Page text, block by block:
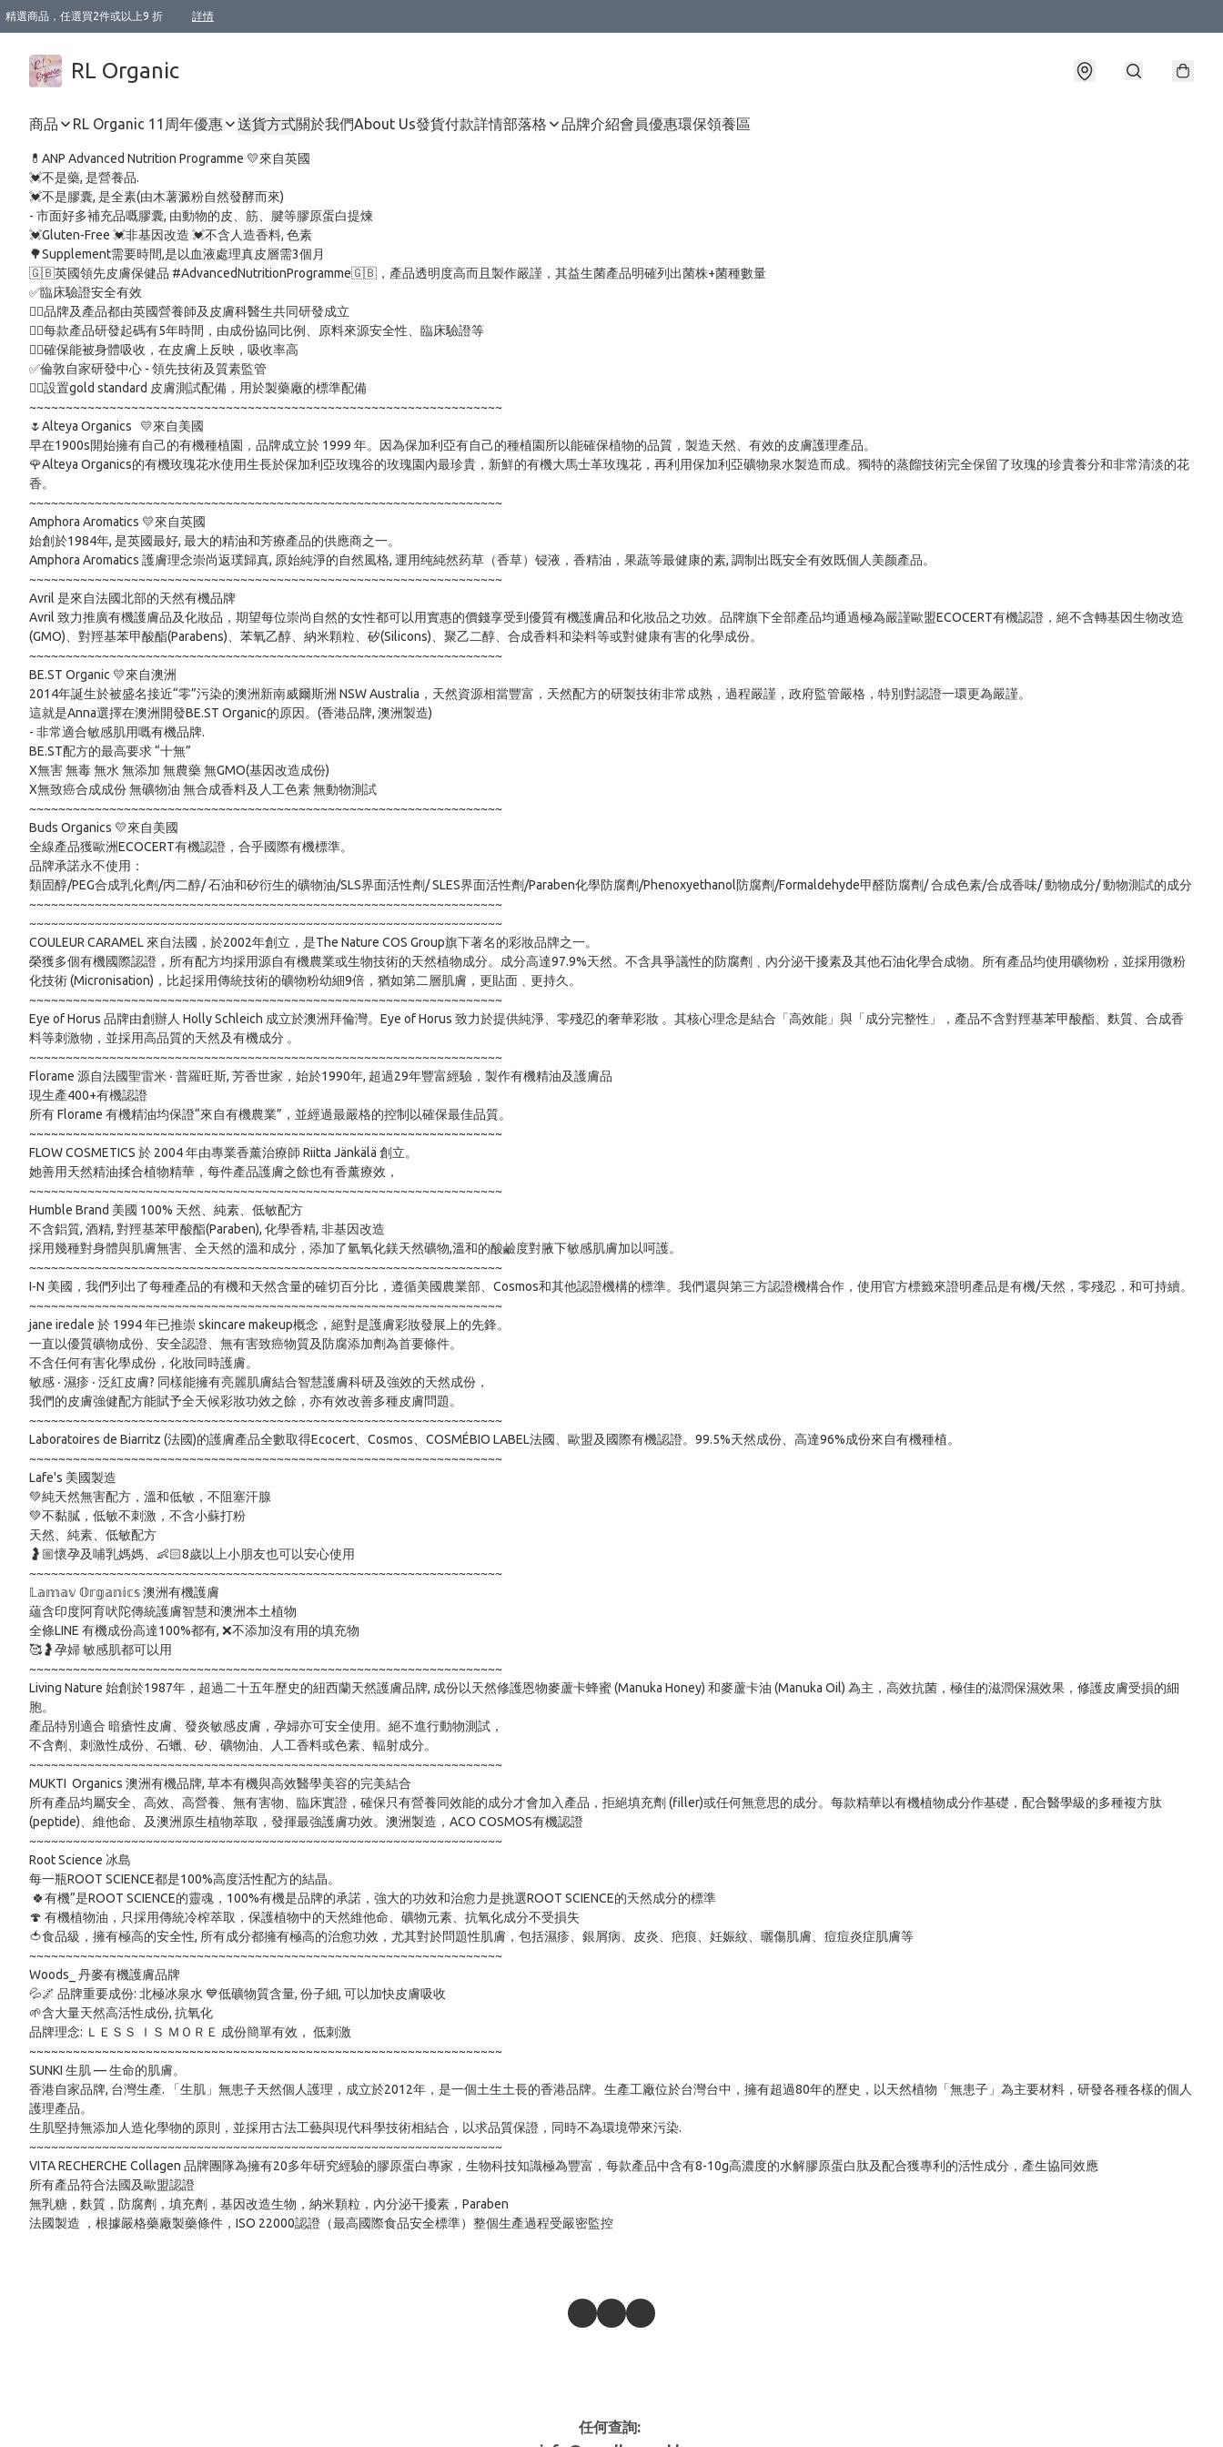
精選商品，任選買2件或以上9 折 詳情
RL Organic
商品 RL Organic 11周年優惠 送貨方式關於我們About Us發貨付款詳情部落格 品牌介紹會員優惠環保領養區
💊ANP Advanced Nutrition Programme 💛來自英國
💓不是藥, 是營養品.
💓不是膠囊, 是全素(由木薯澱粉自然發酵而來)
- 市面好多補充品嘅膠囊, 由動物的皮、筋、腱等膠原蛋白提煉
💓Gluten-Free 💓非基因改造 💓不含人造香料, 色素
🌳Supplement需要時間,是以血液處理真皮層需3個月
🇬🇧英國領先皮膚保健品 #AdvancedNutritionProgramme🇬🇧，產品透明度高而且製作嚴謹，其益生菌產品明確列出菌株+菌種數量
✅臨床驗證安全有效
👉🏻品牌及產品都由英國營養師及皮膚科醫生共同研發成立
👉🏻每款產品研發起碼有5年時間，由成份協同比例、原料來源安全性、臨床驗證等
👉🏻確保能被身體吸收，在皮膚上反映，吸收率高
✅倫敦自家研發中心 - 領先技術及質素監管
👉🏻設置gold standard 皮膚測試配備，用於製藥廠的標準配備
~~~~~~~~~~~~~~~~~~~~~~~~~~~~~~~~~~~~~~~~~~~~~~~~~~~~~~~~~~~~~~~~~
🌷Alteya Organics   💛來自美國
早在1900s開始擁有自己的有機種植園，品牌成立於 1999 年。因為保加利亞有自己的種植園所以能確保植物的品質，製造天然、有效的皮膚護理產品。
🌹Alteya Organics的有機玫瑰花水使用生長於保加利亞玫瑰谷的玫瑰園內最珍貴，新鮮的有機大馬士革玫瑰花，再利用保加利亞礦物泉水製造而成。獨特的蒸餾技術完全保留了玫瑰的珍貴養分和非常清淡的花
香。
~~~~~~~~~~~~~~~~~~~~~~~~~~~~~~~~~~~~~~~~~~~~~~~~~~~~~~~~~~~~~~~~~
Amphora Aromatics 💛來自英國
始創於1984年, 是英國最好, 最大的精油和芳療產品的供應商之一。
Amphora Aromatics 護膚理念崇尚返璞歸真, 原始純淨的自然風格, 運用纯純然药草（香草）锓液，香精油，果蔬等最健康的素, 調制出既安全有效既個人美颜產品。
~~~~~~~~~~~~~~~~~~~~~~~~~~~~~~~~~~~~~~~~~~~~~~~~~~~~~~~~~~~~~~~~~
Avril 是來自法國北部的天然有機品牌
Avril 致力推廣有機護膚品及化妝品，期望每位崇尚自然的女性都可以用實惠的價錢享受到優質有機護膚品和化妝品之功效。品牌旗下全部產品均通過極為嚴謹歐盟ECOCERT有機認證，絕不含轉基因生物改造
(GMO)、對羥基苯甲酸酯(Parabens)、苯氧乙醇、納米顆粒、矽(Silicons)、聚乙二醇、合成香料和染料等或對健康有害的化學成份。
~~~~~~~~~~~~~~~~~~~~~~~~~~~~~~~~~~~~~~~~~~~~~~~~~~~~~~~~~~~~~~~~~
BE.ST Organic 💛來自澳洲
2014年誕生於被盛名接近“零”污染的澳洲新南威爾斯洲 NSW Australia，天然資源相當豐富，天然配方的研製技術非常成熟，過程嚴謹，政府監管嚴格，特別對認證一環更為嚴謹。
這就是Anna選擇在澳洲開發BE.ST Organic的原因。(香港品牌, 澳洲製造)
- 非常適合敏感肌用嘅有機品牌.
BE.ST配方的最高要求 “十無”
X無害 無毒 無水 無添加 無農藥 無GMO(基因改造成份)
X無致癌合成成份 無礦物油 無合成香料及人工色素 無動物測試
~~~~~~~~~~~~~~~~~~~~~~~~~~~~~~~~~~~~~~~~~~~~~~~~~~~~~~~~~~~~~~~~~
Buds Organics 💛來自美國
全線產品獲歐洲ECOCERT有機認證，合乎國際有機標準。
品牌承諾永不使用：
類固醇/PEG合成乳化劑/丙二醇/ 石油和矽衍生的礦物油/SLS界面活性劑/ SLES界面活性劑/Paraben化學防腐劑/Phenoxyethanol防腐劑/Formaldehyde甲醛防腐劑/ 合成色素/合成香味/ 動物成分/ 動物測試的成分
~~~~~~~~~~~~~~~~~~~~~~~~~~~~~~~~~~~~~~~~~~~~~~~~~~~~~~~~~~~~~~~~~
~~~~~~~~~~~~~~~~~~~~~~~~~~~~~~~~~~~~~~~~~~~~~~~~~~~~~~~~~~~~~~~~~
COULEUR CARAMEL 來自法國，於2002年創立，是The Nature COS Group旗下著名的彩妝品牌之一。
榮獲多個有機國際認證，所有配方均採用源自有機農業或生物技術的天然植物成分。成分高達97.9%天然。不含具爭議性的防腐劑﹑內分泌干擾素及其他石油化學合成物。所有產品均使用礦物粉，並採用微粉
化技術 (Micronisation)，比起採用傳統技術的礦物粉幼細9倍，猶如第二層肌膚，更貼面﹑更持久。
~~~~~~~~~~~~~~~~~~~~~~~~~~~~~~~~~~~~~~~~~~~~~~~~~~~~~~~~~~~~~~~~~
Eye of Horus 品牌由創辦人 Holly Schleich 成立於澳洲拜倫灣。Eye of Horus 致力於提供純淨、零殘忍的奢華彩妝 。其核心理念是結合「高效能」與「成分完整性」，產品不含對羥基苯甲酸酯、麩質、合成香
料等刺激物，並採用高品質的天然及有機成分 。
~~~~~~~~~~~~~~~~~~~~~~~~~~~~~~~~~~~~~~~~~~~~~~~~~~~~~~~~~~~~~~~~~
Florame 源自法國聖雷米 ‧ 普羅旺斯, 芳香世家，始於1990年, 超過29年豐富經驗，製作有機精油及護膚品
現生產400+有機認證
所有 Florame 有機精油均保證“來自有機農業”，並經過最嚴格的控制以確保最佳品質。
~~~~~~~~~~~~~~~~~~~~~~~~~~~~~~~~~~~~~~~~~~~~~~~~~~~~~~~~~~~~~~~~~
FLOW COSMETICS 於 2004 年由專業香薰治療師 Riitta Jänkälä 創立。
她善用天然精油揉合植物精華，每件產品護膚之餘也有香薰療效，
~~~~~~~~~~~~~~~~~~~~~~~~~~~~~~~~~~~~~~~~~~~~~~~~~~~~~~~~~~~~~~~~~
Humble Brand 美國 100% 天然、純素、低敏配方
不含鋁質, 酒精, 對羥基苯甲酸酯(Paraben), 化學香精, 非基因改造
採用幾種對身體與肌膚無害、全天然的溫和成分，添加了氫氧化鎂天然礦物,溫和的酸鹼度對腋下敏感肌膚加以呵護。
~~~~~~~~~~~~~~~~~~~~~~~~~~~~~~~~~~~~~~~~~~~~~~~~~~~~~~~~~~~~~~~~~
I-N 美國，我們列出了每種產品的有機和天然含量的確切百分⽐，遵循美國農業部、Cosmos和其他認證機構的標準。我們還與第三⽅認證機構合作，使⽤官⽅標籤來證明產品是有機/天然，零殘忍，和可持續。
~~~~~~~~~~~~~~~~~~~~~~~~~~~~~~~~~~~~~~~~~~~~~~~~~~~~~~~~~~~~~~~~~
jane iredale 於 1994 年已推崇 skincare makeup概念，絕對是護膚彩妝發展上的先鋒。
一直以優質礦物成份、安全認證、無有害致癌物質及防腐添加劑為首要條件。
不含任何有害化學成份，化妝同時護膚。
敏感 ‧ 濕疹 ‧ 泛紅皮膚? 同樣能擁有亮麗肌膚結合智慧護膚科研及強效的天然成份，
我們的皮膚強健配方能賦予全天候彩妝功效之餘，亦有效改善多種皮膚問題。
~~~~~~~~~~~~~~~~~~~~~~~~~~~~~~~~~~~~~~~~~~~~~~~~~~~~~~~~~~~~~~~~~
Laboratoires de Biarritz (法國)的護膚產品全數取得Ecocert、Cosmos、COSMÉBIO LABEL法國、歐盟及國際有機認證。99.5%天然成份、高達96%成份來自有機種植。
~~~~~~~~~~~~~~~~~~~~~~~~~~~~~~~~~~~~~~~~~~~~~~~~~~~~~~~~~~~~~~~~~
Lafe's 美國製造
💚純天然無害配方，溫和低敏，不阻塞汗腺
💚不黏膩，低敏不刺激，不含小蘇打粉
天然、純素、低敏配方
🤰🏼懷孕及哺乳媽媽、👶🏻8歲以上小朋友也可以安心使用
~~~~~~~~~~~~~~~~~~~~~~~~~~~~~~~~~~~~~~~~~~~~~~~~~~~~~~~~~~~~~~~~~
𝕃𝕒𝕞𝕒𝕧 𝕆𝕣𝕘𝕒𝕟𝕚𝕔𝕤 澳洲有機護膚
蘊含印度阿育吠陀傳統護膚智慧和澳洲本土植物
全條LINE 有機成份高達100%都有, ❌不添加沒有用的填充物
🥰🤰孕婦 敏感肌都可以用
~~~~~~~~~~~~~~~~~~~~~~~~~~~~~~~~~~~~~~~~~~~~~~~~~~~~~~~~~~~~~~~~~
Living Nature 始創於1987年，超過二十五年歷史的紐西蘭天然護膚品牌, 成份以天然修護恩物麥蘆卡蜂蜜 (Manuka Honey) 和麥蘆卡油 (Manuka Oil) 為主，高效抗菌，極佳的滋潤保濕效果，修護皮膚受損的細
胞。
產品特別適合 暗瘡性皮膚、發炎敏感皮膚，孕婦亦可安全使用。絕不進行動物測試，
不含劑、刺激性成份、石蠟、矽、礦物油、人工香料或色素、輻射成分。
~~~~~~~~~~~~~~~~~~~~~~~~~~~~~~~~~~~~~~~~~~~~~~~~~~~~~~~~~~~~~~~~~
MUKTI  Organics 澳洲有機品牌, 草本有機與高效醫學美容的完美結合
所有產品均屬安全、高效、高營養、無有害物、臨床實證，確保只有營養同效能的成分才會加入產品，拒絕填充劑 (filler)或任何無意思的成分。每款精華以有機植物成分作基礎，配合醫學級的多種複方肽
(peptide)、維他命、及澳洲原生植物萃取，發揮最強護膚功效。澳洲製造，ACO COSMOS有機認證
~~~~~~~~~~~~~~~~~~~~~~~~~~~~~~~~~~~~~~~~~~~~~~~~~~~~~~~~~~~~~~~~~
Root Science 冰島
每一瓶ROOT SCIENCE都是100%高度活性配方的結晶。
🍄 有機植物油，只採用傳統冷榨萃取，保護植物中的天然維他命、礦物元素、抗氧化成分不受損失
🍅食品級，擁有極高的安全性, 所有成分都擁有極高的治愈功效，尤其對於問題性肌膚，包括濕疹、銀屑病、皮炎、疤痕、妊娠紋、曬傷肌膚、痘痘炎症肌膚等
~~~~~~~~~~~~~~~~~~~~~~~~~~~~~~~~~~~~~~~~~~~~~~~~~~~~~~~~~~~~~~~~~
Woods_ 丹麥有機護膚品牌
💦🌌 品牌重要成份: 北極冰泉水 💙低礦物質含量, 份子細, 可以加快皮膚吸收
🌱含大量天然高活性成份, 抗氧化
品牌理念: ＬＥＳＳ ＩＳ ＭＯＲＥ 成份簡單有效， 低刺激
~~~~~~~~~~~~~~~~~~~~~~~~~~~~~~~~~~~~~~~~~~~~~~~~~~~~~~~~~~~~~~~~~
SUNKI 生肌 — 生命的肌膚。
香港自家品牌, 台灣生產. 「生肌」無患子天然個人護理，成立於2012年，是一個土生土長的香港品牌。生產工廠位於台灣台中，擁有超過80年的歷史，以天然植物「無患子」為主要材料，研發各種各樣的個人
護理產品。
生肌堅持無添加人造化學物的原則，並採用古法工藝與現代科學技術相結合，以求品質保證，同時不為環境帶來污染.
~~~~~~~~~~~~~~~~~~~~~~~~~~~~~~~~~~~~~~~~~~~~~~~~~~~~~~~~~~~~~~~~~
VITA RECHERCHE Collagen 品牌團隊為擁有20多年研究經驗的膠原蛋白專家，生物科技知識極為豐富，每款產品中含有8-10g高濃度的水解膠原蛋白肽及配合獲專利的活性成分，產生協同效應
所有產品符合法國及歐盟認證
無乳糖，麩質，防腐劑，填充劑，基因改造生物，納米顆粒，內分泌干擾素，Paraben
法國製造 ，根據嚴格藥廠製藥條件，ISO 22000認證（最高國際食品安全標準）整個生產過程受嚴密監控
任何查詢: